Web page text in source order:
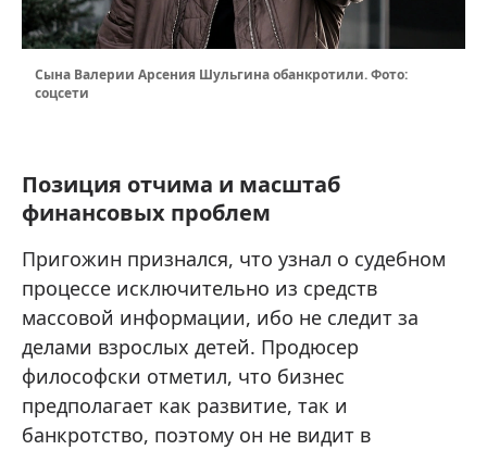
Сына Валерии Арсения Шульгина обанкротили. Фото:
соцсети
Позиция отчима и масштаб
финансовых проблем
Пригожин признался, что узнал о судебном
процессе исключительно из средств
массовой информации, ибо не следит за
делами взрослых детей. Продюсер
философски отметил, что бизнес
предполагает как развитие, так и
банкротство, поэтому он не видит в